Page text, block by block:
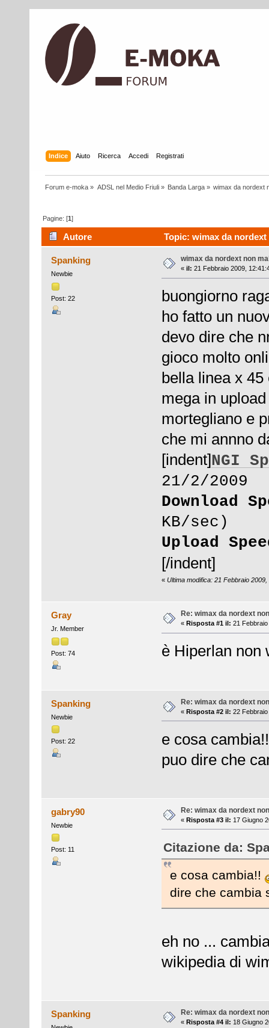
Indice Aiuto Ricerca Accedi Registrati
Forum e-moka » ADSL nel Medio Friuli» Banda Larga» wimax da nordext
Pagine: [1]
Autore Topic: wimax da
Spanking
Newbie
Post: 22
wimax da nordext non
« il: 21 Febbraio 2009,
buongiorno
ho fatto un
devo dire che
gioco molto
bella linea x
mega in
mortegliano e
che mi annno
[indent]NGI
21/2/2009
Download
KB/sec)
Upload
[/indent]
« Ultima modifica: 21 Febbraio
Gray
Jr. Member
Post: 74
Re: wimax da nordext
« Risposta #1 il: 21
è Hiperlan non
Spanking
Newbie
Post: 22
Re: wimax da nordext
« Risposta #2 il: 22
e cosa
puo dire che
gabry90
Newbie
Post: 11
Re: wimax da nordext
« Risposta #3 il: 17 Giugno
Citazione da:
e cosa cambia!!
dire che cambia
eh no ...
wikipedia di
Spanking Re: wimax da nordext
« Risposta #4 il: 18 Giugno